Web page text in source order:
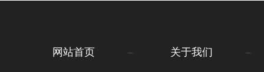
网站首页 关于我们